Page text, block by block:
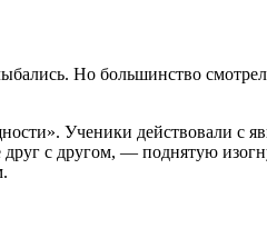
Но большинство
Ученики действовали с
друг с другом, — поднятую